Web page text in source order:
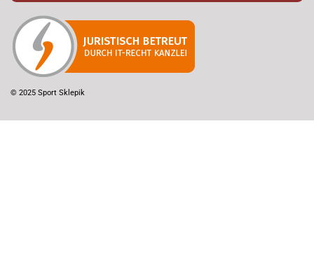
© 2025 Sport Sklepik